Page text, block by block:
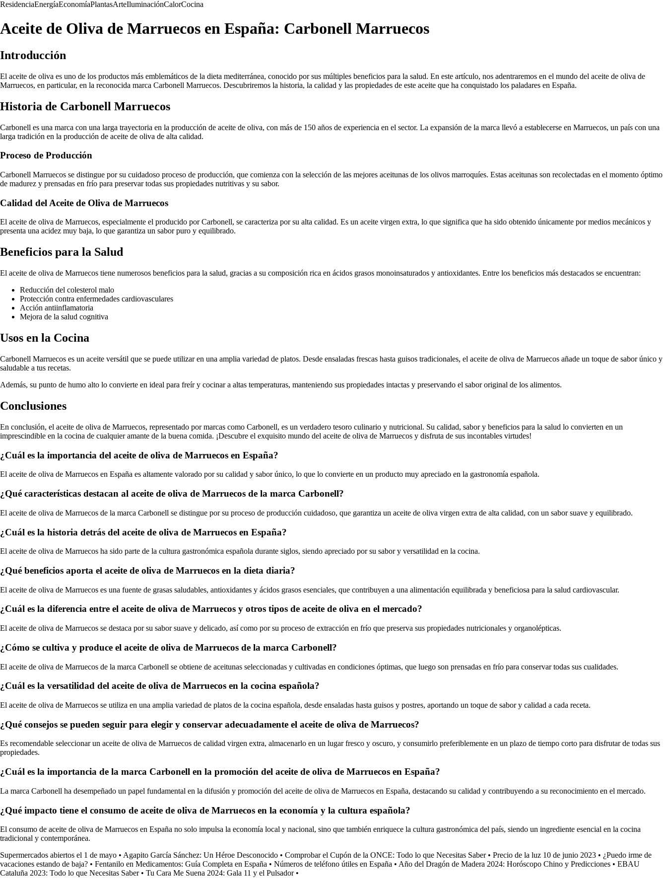
ResidenciaEnergíaEconomíaPlantasArteIluminaciónCalorCocina
Aceite de Oliva de Marruecos en España: Carbonell Marruecos
Introducción
El aceite de oliva es uno de los productos más emblemáticos de la dieta mediterránea, conocido por sus múltiples beneficios para la salud. En este artículo, nos adentraremos en el mundo del aceite de oliva de
Marruecos, en particular, en la reconocida marca Carbonell Marruecos. Descubriremos la historia, la calidad y las propiedades de este aceite que ha conquistado los paladares en España.
Historia de Carbonell Marruecos
Carbonell es una marca con una larga trayectoria en la producción de aceite de oliva, con más de 150 años de experiencia en el sector. La expansión de la marca llevó a establecerse en Marruecos, un país con una
larga tradición en la producción de aceite de oliva de alta calidad.
Proceso de Producción
Carbonell Marruecos se distingue por su cuidadoso proceso de producción, que comienza con la selección de las mejores aceitunas de los olivos marroquíes. Estas aceitunas son recolectadas en el momento óptimo
de madurez y prensadas en frío para preservar todas sus propiedades nutritivas y su sabor.
Calidad del Aceite de Oliva de Marruecos
El aceite de oliva de Marruecos, especialmente el producido por Carbonell, se caracteriza por su alta calidad. Es un aceite virgen extra, lo que significa que ha sido obtenido únicamente por medios mecánicos y
presenta una acidez muy baja, lo que garantiza un sabor puro y equilibrado.
Beneficios para la Salud
El aceite de oliva de Marruecos tiene numerosos beneficios para la salud, gracias a su composición rica en ácidos grasos monoinsaturados y antioxidantes. Entre los beneficios más destacados se encuentran:
Reducción del colesterol malo
Protección contra enfermedades cardiovasculares
Acción antiinflamatoria
Mejora de la salud cognitiva
Usos en la Cocina
Carbonell Marruecos es un aceite versátil que se puede utilizar en una amplia variedad de platos. Desde ensaladas frescas hasta guisos tradicionales, el aceite de oliva de Marruecos añade un toque de sabor único y
saludable a tus recetas.
Además, su punto de humo alto lo convierte en ideal para freír y cocinar a altas temperaturas, manteniendo sus propiedades intactas y preservando el sabor original de los alimentos.
Conclusiones
En conclusión, el aceite de oliva de Marruecos, representado por marcas como Carbonell, es un verdadero tesoro culinario y nutricional. Su calidad, sabor y beneficios para la salud lo convierten en un
imprescindible en la cocina de cualquier amante de la buena comida. ¡Descubre el exquisito mundo del aceite de oliva de Marruecos y disfruta de sus incontables virtudes!
¿Cuál es la importancia del aceite de oliva de Marruecos en España?
El aceite de oliva de Marruecos en España es altamente valorado por su calidad y sabor único, lo que lo convierte en un producto muy apreciado en la gastronomía española.
¿Qué características destacan al aceite de oliva de Marruecos de la marca Carbonell?
El aceite de oliva de Marruecos de la marca Carbonell se distingue por su proceso de producción cuidadoso, que garantiza un aceite de oliva virgen extra de alta calidad, con un sabor suave y equilibrado.
¿Cuál es la historia detrás del aceite de oliva de Marruecos en España?
El aceite de oliva de Marruecos ha sido parte de la cultura gastronómica española durante siglos, siendo apreciado por su sabor y versatilidad en la cocina.
¿Qué beneficios aporta el aceite de oliva de Marruecos en la dieta diaria?
El aceite de oliva de Marruecos es una fuente de grasas saludables, antioxidantes y ácidos grasos esenciales, que contribuyen a una alimentación equilibrada y beneficiosa para la salud cardiovascular.
¿Cuál es la diferencia entre el aceite de oliva de Marruecos y otros tipos de aceite de oliva en el mercado?
El aceite de oliva de Marruecos se destaca por su sabor suave y delicado, así como por su proceso de extracción en frío que preserva sus propiedades nutricionales y organolépticas.
¿Cómo se cultiva y produce el aceite de oliva de Marruecos de la marca Carbonell?
El aceite de oliva de Marruecos de la marca Carbonell se obtiene de aceitunas seleccionadas y cultivadas en condiciones óptimas, que luego son prensadas en frío para conservar todas sus cualidades.
¿Cuál es la versatilidad del aceite de oliva de Marruecos en la cocina española?
El aceite de oliva de Marruecos se utiliza en una amplia variedad de platos de la cocina española, desde ensaladas hasta guisos y postres, aportando un toque de sabor y calidad a cada receta.
¿Qué consejos se pueden seguir para elegir y conservar adecuadamente el aceite de oliva de Marruecos?
Es recomendable seleccionar un aceite de oliva de Marruecos de calidad virgen extra, almacenarlo en un lugar fresco y oscuro, y consumirlo preferiblemente en un plazo de tiempo corto para disfrutar de todas sus
propiedades.
¿Cuál es la importancia de la marca Carbonell en la promoción del aceite de oliva de Marruecos en España?
La marca Carbonell ha desempeñado un papel fundamental en la difusión y promoción del aceite de oliva de Marruecos en España, destacando su calidad y contribuyendo a su reconocimiento en el mercado.
¿Qué impacto tiene el consumo de aceite de oliva de Marruecos en la economía y la cultura española?
El consumo de aceite de oliva de Marruecos en España no solo impulsa la economía local y nacional, sino que también enriquece la cultura gastronómica del país, siendo un ingrediente esencial en la cocina
tradicional y contemporánea.
Supermercados abiertos el 1 de mayo • Agapito García Sánchez: Un Héroe Desconocido • Comprobar el Cupón de la ONCE: Todo lo que Necesitas Saber• Precio de la luz 10 de junio 2023 • ¿Puedo irme de
vacaciones estando de baja? • Fentanilo en Medicamentos: Guía Completa en España • Números de teléfono útiles en España • Año del Dragón de Madera 2024: Horóscopo Chino y Predicciones • EBAU
Cataluña 2023: Todo lo que Necesitas Saber• Tu Cara Me Suena 2024: Gala 11 y el Pulsador•